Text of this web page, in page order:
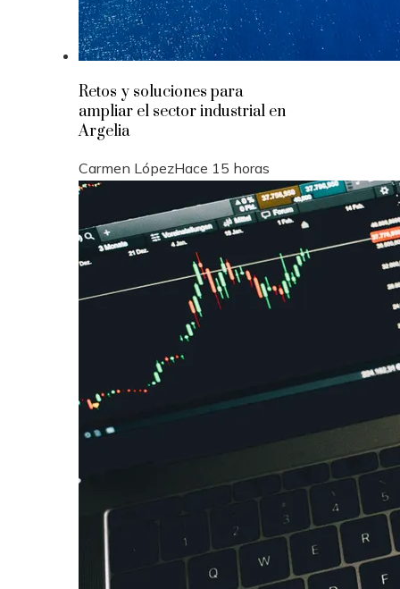
Retos y soluciones para
ampliar el sector industrial en
Argelia
Carmen LópezHace 15 horas